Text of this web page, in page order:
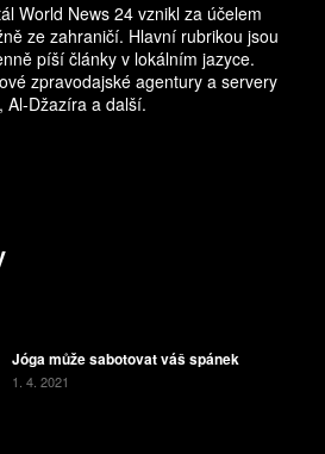
World News 24 vznikl za účelem
ze zahraničí. Hlavní rubrikou jsou
píší články v lokálním jazyce.
zpravodajské agentury a servery
Al-Džazíra a další.
Jóga může sabotovat váš spánek
1. 4. 2021